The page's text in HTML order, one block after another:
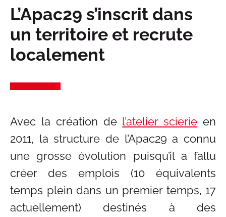
L’Apac29 s’inscrit dans
un territoire et recrute
localement
Avec la création de l’atelier scierie en
2011, la structure de l’Apac29 a connu
une grosse évolution puisqu’il a fallu
créer des emplois (10 équivalents
temps plein dans un premier temps, 17
actuellement) destinés à des